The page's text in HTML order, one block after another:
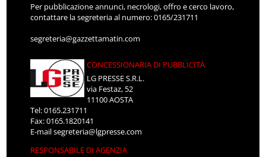
Per pubblicazione annunci, necrologi, offro e cerco lavoro,
contattare la segreteria al numero: 0165/231711
segreteria@gazzettamatin.com
CONCESSIONARIA DI PUBBLICITÀ
LG PRESSE S.R.L.
via Festaz, 52
11100 AOSTA
Tel: 0165.231711
Fax: 0165.1820141
E-mailsegreteria@lgpresse.com
RESPONSABILE DI AGENZIA